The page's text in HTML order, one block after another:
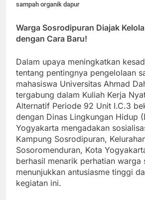
sampah organik dapur
Warga Sosrodipuran Diajak
dengan Cara Baru!
Dalam upaya meningkatkan
tentang pentingnya pengelolaan
mahasiswa Universitas Ahmad
tergabung dalam Kuliah Kerja
Alternatif Periode 92 Unit I.C.3
dengan Dinas Lingkungan Hidup
Yogyakarta mengadakan
Kampung Sosrodipuran,
Sosoromenduran, Kota
berhasil menarik perhatian warga
menunjukkan antusiasme tinggi
kegiatan ini.